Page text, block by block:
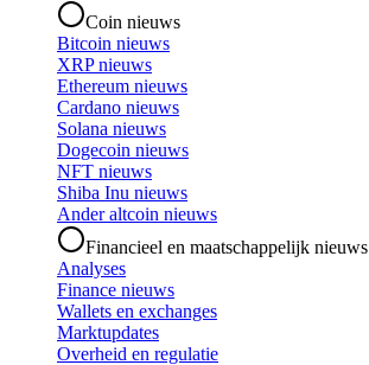
Coin nieuws
Bitcoin nieuws
XRP nieuws
Ethereum nieuws
Cardano nieuws
Solana nieuws
Dogecoin nieuws
NFT nieuws
Shiba Inu nieuws
Ander altcoin nieuws
Financieel en maatschappelijk nieuws
Analyses
Finance nieuws
Wallets en exchanges
Marktupdates
Overheid en regulatie